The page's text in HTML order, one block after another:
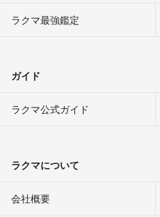
ラクマ最強鑑定
ガイド
ラクマ公式ガイド
ラクマについて
会社概要